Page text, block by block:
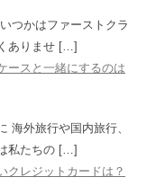
つかはファーストクラ
ありませ […]
ースと一緒にするのは
海外旅行や国内旅行、
私たちの […]
クレジットカードは？